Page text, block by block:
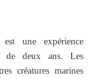
une expérience
de deux ans. Les
créatures marines